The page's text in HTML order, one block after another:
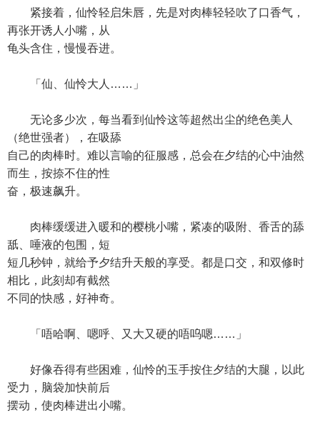
紧接着，仙怜轻启朱唇，先是对肉棒轻轻吹了口香气，
再张开诱人小嘴，从
龟头含住，慢慢吞进。
「仙、仙怜大人……」
无论多少次，每当看到仙怜这等超然出尘的绝色美人
（绝世强者），在吸舔
自己的肉棒时。难以言喻的征服感，总会在夕结的心中油然
而生，按捺不住的性
奋，极速飙升。
肉棒缓缓进入暖和的樱桃小嘴，紧凑的吸附、香舌的舔
舐、唾液的包围，短
短几秒钟，就给予夕结升天般的享受。都是口交，和双修时
相比，此刻却有截然
不同的快感，好神奇。
「唔哈啊、嗯呼、又大又硬的唔呜嗯……」
好像吞得有些困难，仙怜的玉手按住夕结的大腿，以此
受力，脑袋加快前后
摆动，使肉棒进出小嘴。